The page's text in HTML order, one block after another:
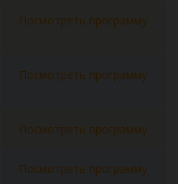
Посмотреть программу
Посмотреть программу
Посмотреть программу
Посмотреть программу